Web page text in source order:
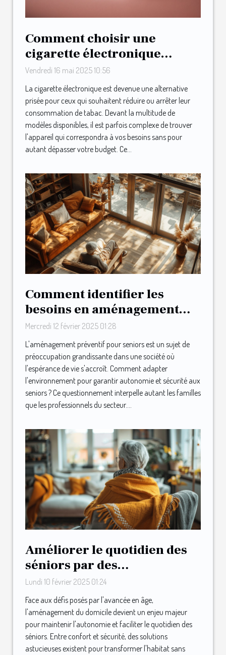
Comment choisir une
cigarette électronique
adaptée à votre budget
Vendredi 16 mai 2025 10:56
La cigarette électronique est devenue une alternative
prisée pour ceux qui souhaitent réduire ou arrêter leur
consommation de tabac. Devant la multitude de
modèles disponibles, il est parfois complexe de trouver
l'appareil qui correspondra à vos besoins sans pour
autant dépasser votre budget. Ce...
Comment identifier les
besoins en aménagement
préventif pour seniors
Mercredi 12 février 2025 01:28
L'aménagement préventif pour seniors est un sujet de
préoccupation grandissante dans une société où
l'espérance de vie s'accroît. Comment adapter
l'environnement pour garantir autonomie et sécurité aux
seniors ? Ce questionnement interpelle autant les familles
que les professionnels du secteur....
Améliorer le quotidien des
séniors par des
aménagements maison
astucieux
Lundi 10 février 2025 01:24
Face aux défis posés par l'avancée en âge,
l'aménagement du domicile devient un enjeu majeur
pour maintenir l'autonomie et faciliter le quotidien des
séniors. Entre confort et sécurité, des solutions
astucieuses existent pour transformer l'habitat sans